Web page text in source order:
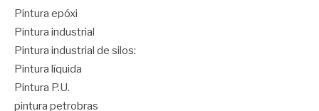
Pintura epóxi
Pintura industrial
Pintura industrial de silos:
Pintura líquida
Pintura P.U.
pintura petrobras